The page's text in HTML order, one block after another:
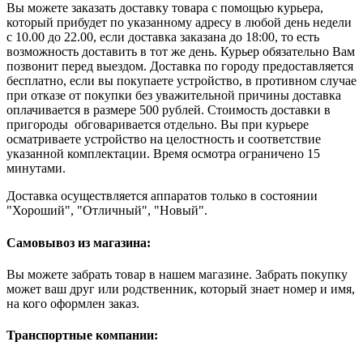
Вы можете заказать доставку товара с помощью курьера,
который прибудет по указанному адресу в любой день недели
с 10.00 до 22.00, если доставка заказана до 18:00, то есть
возможность доставить в тот же день. Курьер обязательно Вам
позвонит перед выездом. Доставка по городу предоставляется
бесплатно, если вы покупаете устройство, в противном случае
при отказе от покупки без уважительной причины доставка
оплачивается в размере 500 рублей. Стоимость доставки в
пригороды обговаривается отдельно. Вы при курьере
осматриваете устройство на целостность и соответствие
указанной комплектации. Время осмотра ограничено 15
минутами.
Доставка осуществляется аппаратов только в состоянии
"Хороший", "Отличный", "Новый".
Самовывоз из магазина:
Вы можете забрать товар в нашем магазине. Забрать покупку
может ваш друг или родственник, который знает номер и имя,
на кого оформлен заказ.
Транспортные компании: